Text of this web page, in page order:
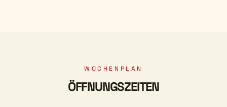
WOCHENPLAN
ÖFFNUNGSZEITEN